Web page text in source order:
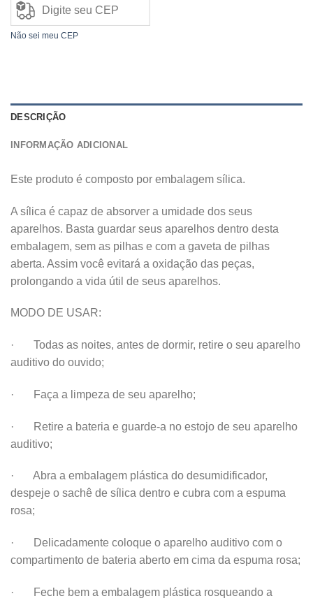
Não sei meu CEP
DESCRIÇÃO
INFORMAÇÃO ADICIONAL
Este produto é composto por embalagem sílica.
A sílica é capaz de absorver a umidade dos seus
aparelhos. Basta guardar seus aparelhos dentro desta
embalagem, sem as pilhas e com a gaveta de pilhas
aberta. Assim você evitará a oxidação das peças,
prolongando a vida útil de seus aparelhos.
MODO DE USAR:
· Todas as noites, antes de dormir, retire o seu aparelho
auditivo do ouvido;
· Faça a limpeza de seu aparelho;
· Retire a bateria e guarde-a no estojo de seu aparelho
auditivo;
· Abra a embalagem plástica do desumidificador,
despeje o sachê de sílica dentro e cubra com a espuma
rosa;
· Delicadamente coloque o aparelho auditivo com o
compartimento de bateria aberto em cima da espuma rosa;
· Feche bem a embalagem plástica rosqueando a